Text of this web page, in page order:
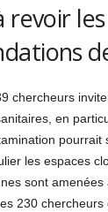
revoir les
chercheurs
en
pourrait
les espaces
sont
230